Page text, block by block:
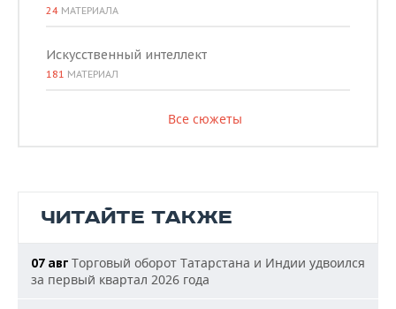
24 МАТЕРИАЛА
Искусственный интеллект
181 МАТЕРИАЛ
Все сюжеты
ЧИТАЙТЕ ТАКЖЕ
07 авг Торговый оборот Татарстана и Индии удвоился
за первый квартал 2026 года